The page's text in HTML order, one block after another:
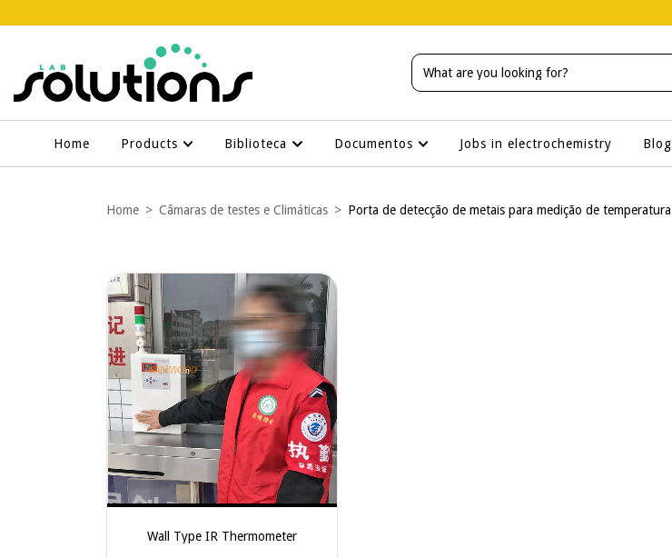
Home Products Biblioteca Documentos Jobs in electrochemistry
Home > Câmaras de testes e Climáticas > Porta de detecção de metais para medição de temperatura
Wall Type IR Thermometer